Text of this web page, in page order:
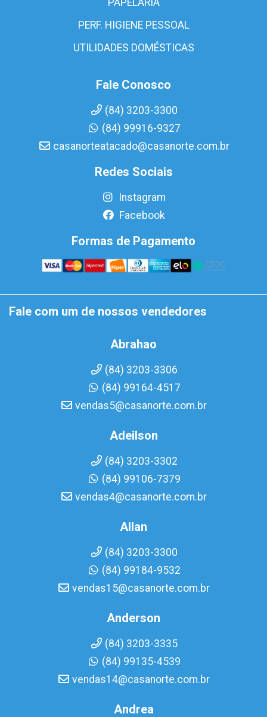
PAPELARIA
PERF. HIGIENE PESSOAL
UTILIDADES DOMÉSTICAS
Fale Conosco
(84) 3203-3300
(84) 99916-9327
casanorteatacado@casanorte.com.br
Redes Sociais
Instagram
Facebook
Formas de Pagamento
Fale com um de nossos vendedores
Abrahao
(84) 3203-3306
(84) 99164-4517
vendas5@casanorte.com.br
Adeilson
(84) 3203-3302
(84) 99106-7379
vendas4@casanorte.com.br
Allan
(84) 3203-3300
(84) 99184-9532
vendas15@casanorte.com.br
Anderson
(84) 3203-3335
(84) 99135-4539
vendas14@casanorte.com.br
Andrea